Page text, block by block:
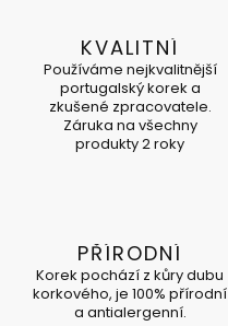
KVALITNÍ
Používáme nejkvalitnější
portugalský korek a
zkušené zpracovatele.
Záruka na všechny
produkty 2 roky
PŘÍRODNÍ
Korek pochází z kůry dubu
korkového, je 100% přírodní
a antialergenní.